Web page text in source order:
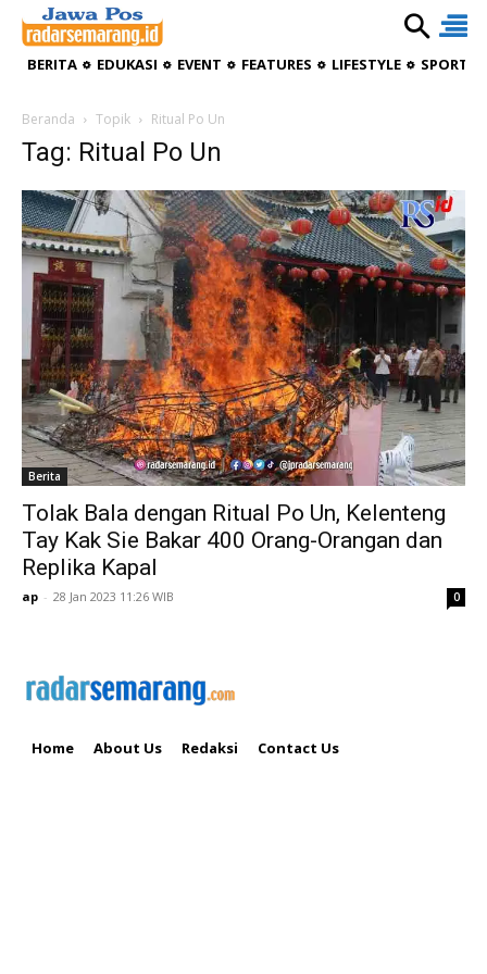
BERITA EDUKASI EVENT FEATURES LIFESTYLE
Beranda Topik Ritual Po Un
Tag: Ritual Po Un
Berita
Tolak Bala dengan Ritual Po Un, Kelenteng
Tay Kak Sie Bakar 400 Orang-Orangan dan
Replika Kapal
ap - 28 Jan 2023 11:26 WIB 0
Home About Us Redaksi Contact Us